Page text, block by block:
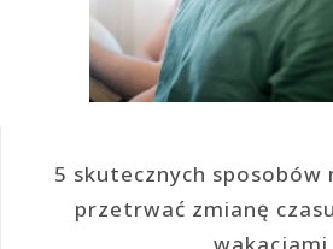
5 skutecznych sposobów
przetrwać zmianę
wakacjami